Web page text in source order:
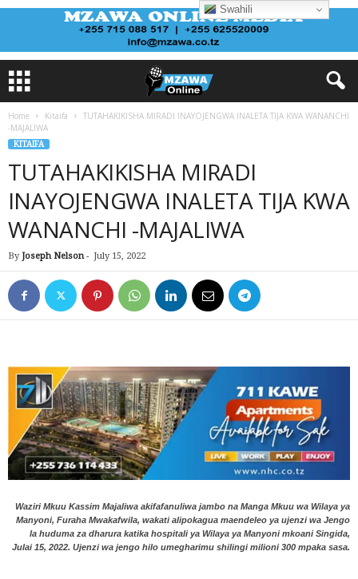
Home Kitaifa
TUTAHAKIKISHA MIRADI INAYOJENGWA INALETA TIJA KWA WANANCHI
-MAJALIWA
KITAIFA
TUTAHAKIKISHA MIRADI
INAYOJENGWA INALETA TIJA KWA
WANANCHI -MAJALIWA
By Joseph Nelson- July 15, 2022
Waziri Mkuu Kassim Majaliwa akifafanuliwa jambo na Manga Mkuu wa Wilaya ya
Manyoni, Furaha Mwakafwila, wakati alipokagua maendeleo ya ujenzi wa Jengo
la huduma za dharura katika hospitali ya Wilaya ya Manyoni mkoani Singida,
Julai 15, 2022. Ujenzi wa jengo hilo umegharimu shilingi milioni 300 mpaka sasa.
Swahili